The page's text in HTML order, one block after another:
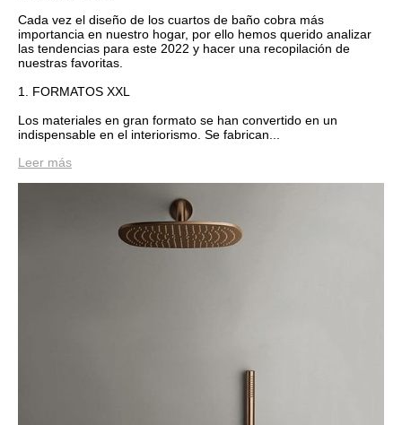
Cada vez el diseño de los cuartos de baño cobra más
importancia en nuestro hogar, por ello hemos querido analizar
las tendencias para este 2022 y hacer una recopilación de
nuestras favoritas.
1. FORMATOS XXL
Los materiales en gran formato se han convertido en un
indispensable en el interiorismo. Se fabrican...
Leer más